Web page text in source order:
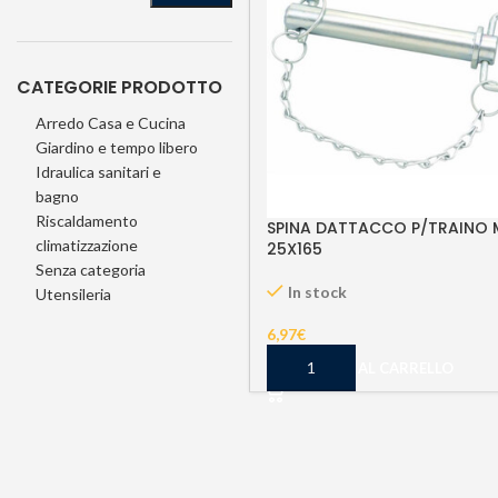
CATEGORIE PRODOTTO
Arredo Casa e Cucina
Giardino e tempo libero
Idraulica sanitari e
bagno
Riscaldamento
climatizzazione
Senza categoria
Utensileria
SPINA DATTACCO P/TRAINO
25X165
In stock
6,97€
AGGIUNGI AL CARRELLO